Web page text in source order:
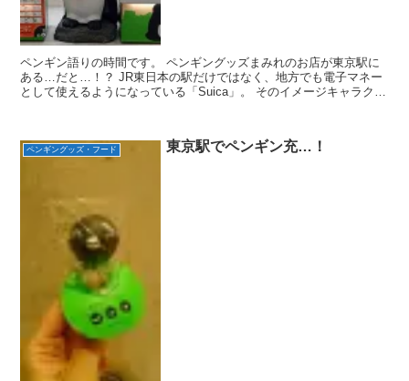
ペンギン語りの時間です。 ペンギングッズまみれのお店が東京駅に
ある…だと…！？ JR東日本の駅だけではなく、地方でも電子マネー
として使えるようになっている「Suica」。 そのイメージキャラクタ
ペンギングッズ・フード 東京駅でペンギン充…！